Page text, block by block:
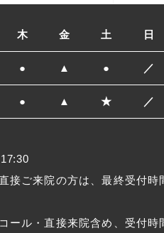
木 金 土 日
● ▲ ● ／
● ▲ ★ ／
接ご来院の方は、最終受付時
ール・直接来院含め、受付時